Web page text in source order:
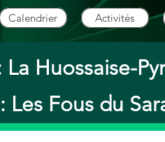
Calendrier Activités
Huossaise-
Les Fous du